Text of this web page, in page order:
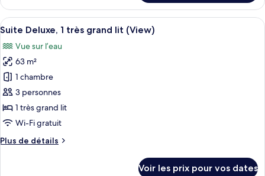
doubles
(View)
le
type
de
Chambre,
2
lits
doubles
(View)
Afficher
toutes
les
photos
pour
ce
type
de
chambre :
Suite
Une chambre d’hôtel moderne
7
Suite Deluxe, 1 très grand lit (View)
Vue sur l’eau
63 m²
1 chambre
3 personnes
1 très grand lit
Wi-Fi gratuit
Plus de détails
Plus
Voir les prix pour vos dates